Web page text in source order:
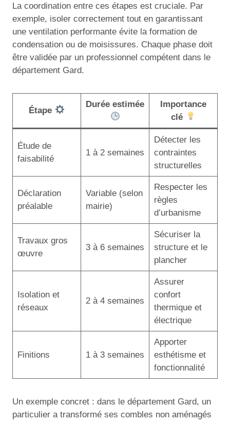
La coordination entre ces étapes est cruciale. Par
exemple, isoler correctement tout en garantissant
une ventilation performante évite la formation de
condensation ou de moisissures. Chaque phase doit
être validée par un professionnel compétent dans le
département Gard.
Étape
Durée estimée
Importance
clé
Étude de
faisabilité
1 à 2 semaines
Détecter les
contraintes
structurelles
Déclaration
préalable
Variable (selon
mairie)
Respecter les
règles
d’urbanisme
Travaux gros
œuvre
3 à 6 semaines
Sécuriser la
structure et le
plancher
Isolation et
réseaux
2 à 4 semaines
Assurer
confort
thermique et
électrique
Finitions 1 à 3 semaines
Apporter
esthétisme et
fonctionnalité
Un exemple concret : dans le département Gard, un
particulier a transformé ses combles non aménagés